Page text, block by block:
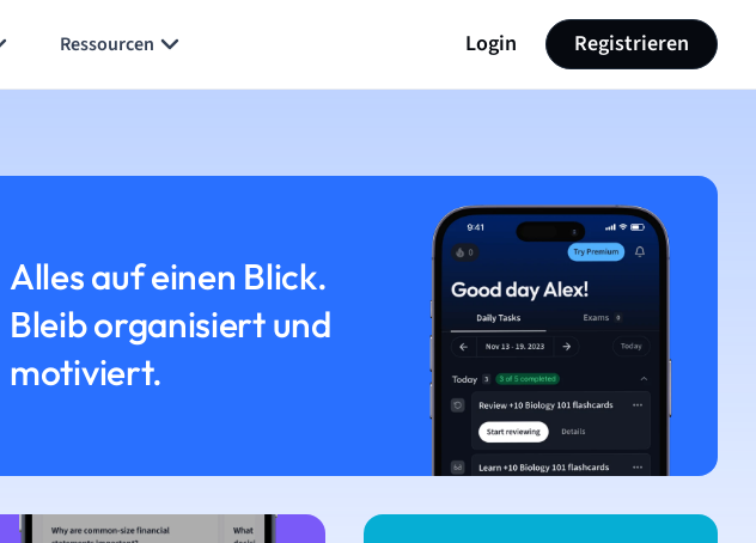
Ressourcen Login Registrieren
Alles auf einen Blick.
Bleib organisiert und
motiviert.